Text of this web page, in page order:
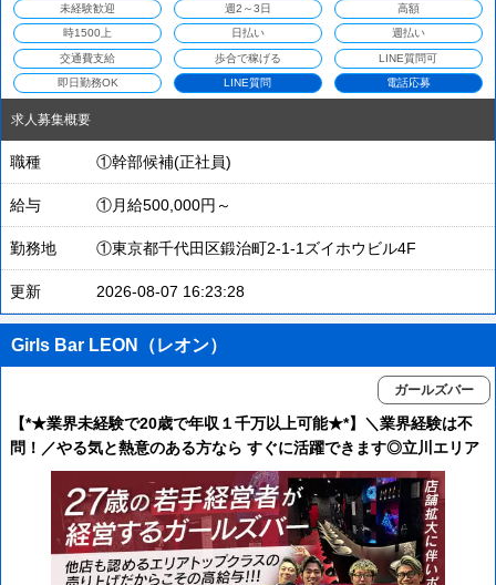
未経験歓迎 週2～3日 高額
時1500上 日払い 週払い
交通費支給 歩合で稼げる LINE質問可
即日勤務OK LINE質問 電話応募
求人募集概要
職種 ①幹部候補(正社員)
給与 ①月給500,000円～
勤務地 ①東京都千代田区鍛治町2-1-1ズイホウビル4F
更新 2026-08-07 16:23:28
Girls Bar LEON（レオン）
ガールズバー
【*★業界未経験で20歳で年収１千万以上可能★*】＼業界経験は不
問！／やる気と熱意のある方なら すぐに活躍できます◎立川エリア
でトップクラスの売り上げ◯*売れるノウハウがあるから給料も高い